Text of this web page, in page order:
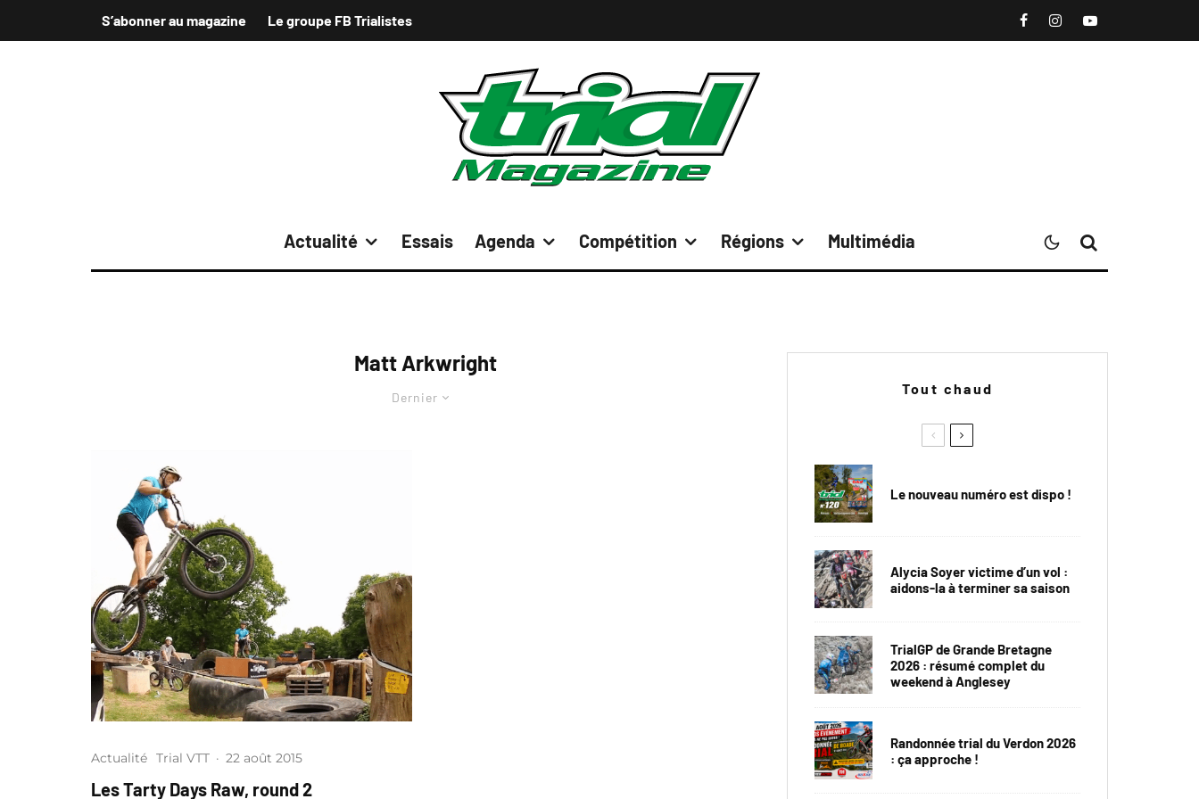
S’abonner au magazine Le groupe FB Trialistes
Actualité Essais Agenda Compétition Régions Multimédia
Matt Arkwright
Dernier
Actualité Trial VTT · 22 août 2015
Les Tarty Days Raw, round 2
Tout chaud
Le nouveau numéro est dispo !
Alycia Soyer victime d’un vol :
aidons-la à terminer sa saison
TrialGP de Grande Bretagne
2026 : résumé complet du
weekend à Anglesey
Randonnée trial du Verdon 2026
: ça approche !